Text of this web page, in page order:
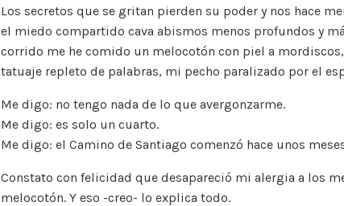
Los secretos que se gritan pierden su poder y nos hace
el miedo compartido cava abismos menos profundos y
corrido me he comido un melocotón con piel a
tatuaje repleto de palabras, mi pecho paralizado por el
Me digo: no tengo nada de lo que avergonzarme.
Me digo: es solo un cuarto.
Me digo: el Camino de Santiago comenzó hace unos
Constato con felicidad que desapareció mi alergia a los
melocotón. Y eso -creo- lo explica todo.